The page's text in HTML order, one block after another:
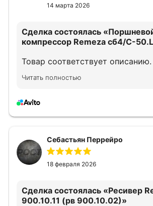
14 марта 2026
Сделка состоялась
компрессор Remeza сб4/С-
Товар соответствует
Читать полностью
Себастьян Перрейро
18 февраля 2026
Сделка состоялась «Ресивер
900.10.11 (рв 900.10.02)»